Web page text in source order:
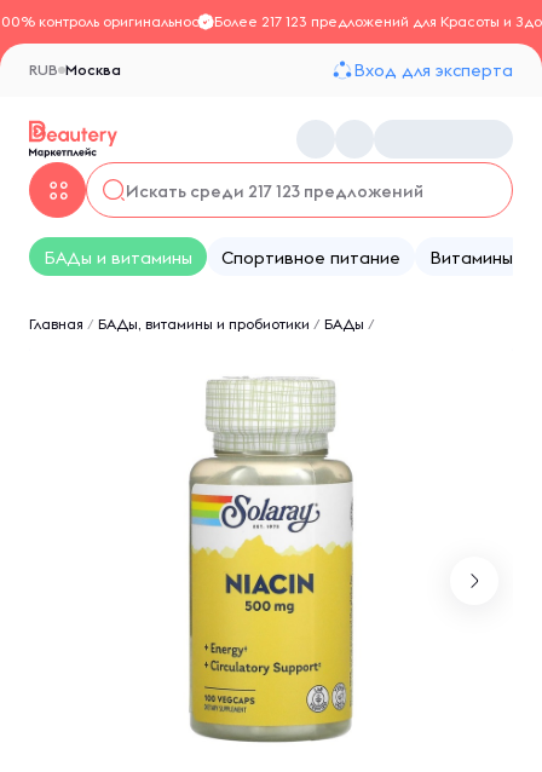
контроль оригинальностиБолее 217 123 предложений для Красоты и
Москва
RUB Вход для эксперта
БАДы и витамины Спортивное питание Витамины
Главная / БАДы, витамины и пробиотики / БАДы /